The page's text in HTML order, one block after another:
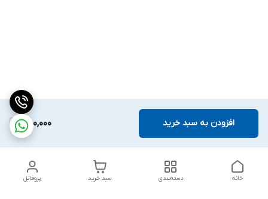
750,000 افزودن به سبد خرید
پروفایل سبد خرید دسته‌بندی خانه